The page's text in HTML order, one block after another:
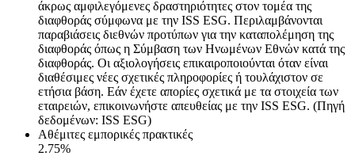
άκρως αμφιλεγόμενες δραστηριότητες στον τομέα της
διαφθοράς σύμφωνα με την ISS ESG. Περιλαμβάνονται
παραβιάσεις διεθνών προτύπων για την καταπολέμηση της
διαφθοράς όπως η Σύμβαση των Ηνωμένων Εθνών κατά της
διαφθοράς. Οι αξιολογήσεις επικαιροποιούνται όταν είναι
διαθέσιμες νέες σχετικές πληροφορίες ή τουλάχιστον σε
ετήσια βάση. Εάν έχετε απορίες σχετικά με τα στοιχεία των
εταιρειών, επικοινωνήστε απευθείας με την ISS ESG. (Πηγή
δεδομένων: ISS ESG)
Αθέμιτες εμπορικές πρακτικές
2.75%